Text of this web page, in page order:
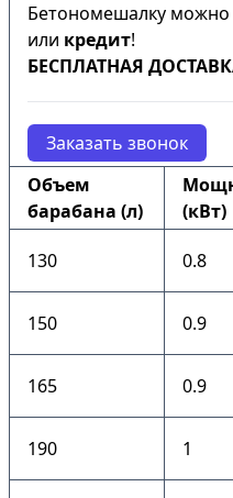
Бетономешалку можно
или кредит!
БЕСПЛАТНАЯ
Заказать звонок
Объем
барабана (л)
(кВт)
130 0.8
150 0.9
165 0.9
190 1